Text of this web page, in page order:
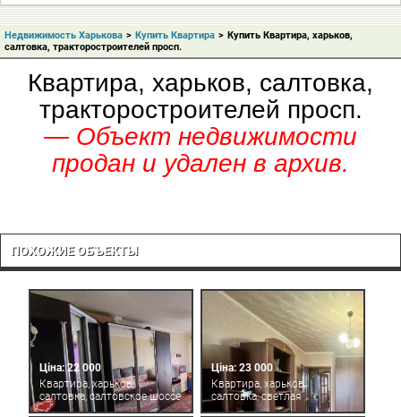
Недвижимость Харькова > Купить Квартира > Купить Квартира, харьков,
салтовка, тракторостроителей просп.
Квартира, харьков, салтовка,
тракторостроителей просп.
— Объект недвижимости
продан и удален в архив.
ПОХОЖИЕ ОБЪЕКТЫ
Ціна: 22 000
Квартира, харьков,
салтовка, салтовское шоссе
Ціна: 23 000
Квартира, харьков,
салтовка, светлая